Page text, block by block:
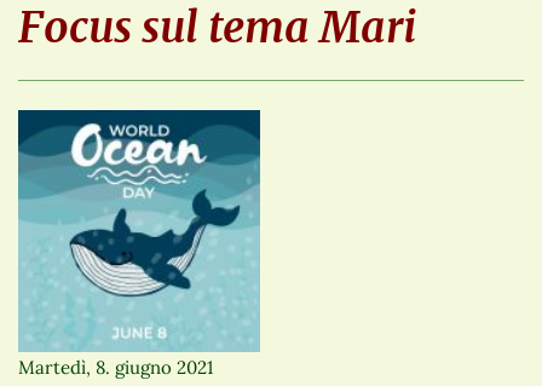
Focus sul tema Mari
Martedì, 8. giugno 2021